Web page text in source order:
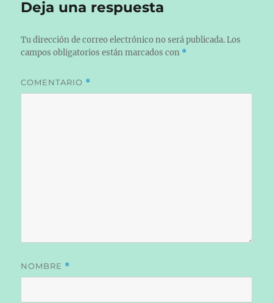
Deja una respuesta
Tu dirección de correo electrónico no será publicada. Los
campos obligatorios están marcados con *
COMENTARIO *
NOMBRE *